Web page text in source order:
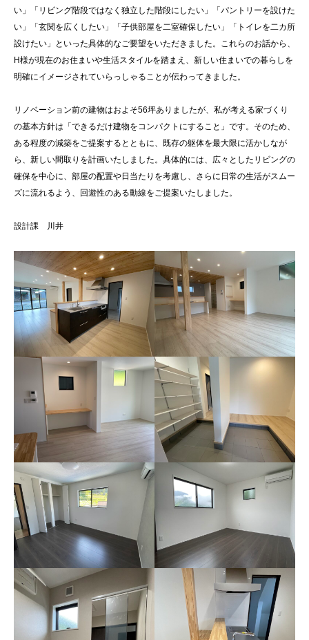
い」「リビング階段ではなく独立した階段にしたい」「パントリーを設けた
い」「玄関を広くしたい」「子供部屋を二室確保したい」「トイレを二カ所
設けたい」といった具体的なご要望をいただきました。これらのお話から、
H様が現在のお住まいや生活スタイルを踏まえ、新しい住まいでの暮らしを
明確にイメージされていらっしゃることが伝わってきました。
リノベーション前の建物はおよそ56坪ありましたが、私が考える家づくり
の基本方針は「できるだけ建物をコンパクトにすること」です。そのため、
ある程度の減築をご提案するとともに、既存の躯体を最大限に活かしなが
ら、新しい間取りを計画いたしました。具体的には、広々としたリビングの
確保を中心に、部屋の配置や日当たりを考慮し、さらに日常の生活がスムー
ズに流れるよう、回遊性のある動線をご提案いたしました。
設計課 川井